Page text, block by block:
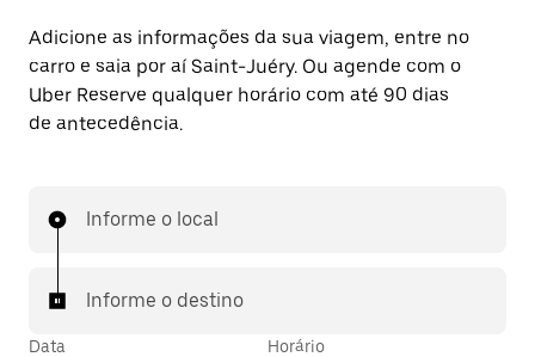
Adicione as informações da sua viagem, entre no
carro e saia por aí Saint-Juéry. Ou agende com o
Uber Reserve qualquer horário com até 90 dias
de antecedência.
Informe o local
Informe o destino
Data Horário